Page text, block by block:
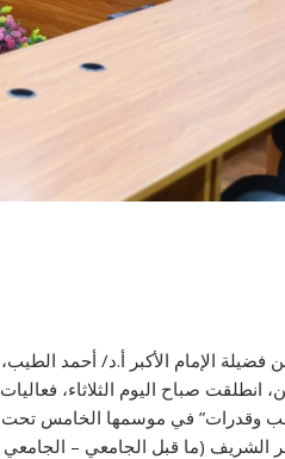
فضيلة الإمام الأكبر أ.د/ أحمد
انطلقت صباح اليوم الثلاثاء،
وقدرات” في موسمها الخامس تحت
الشريف (ما قبل الجامعي – الجامعي